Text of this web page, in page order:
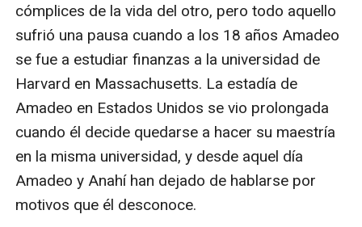
cómplices de la vida del otro, pero todo aquello
sufrió una pausa cuando a los 18 años Amadeo
se fue a estudiar finanzas a la universidad de
Harvard en Massachusetts. La estadía de
Amadeo en Estados Unidos se vio prolongada
cuando él decide quedarse a hacer su maestría
en la misma universidad, y desde aquel día
Amadeo y Anahí han dejado de hablarse por
motivos que él desconoce.